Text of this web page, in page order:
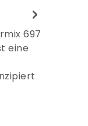
697
eine